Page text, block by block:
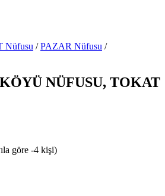
Nüfusu / PAZAR Nüfusu /
NÜFUSU, TOKAT
göre -4 kişi)